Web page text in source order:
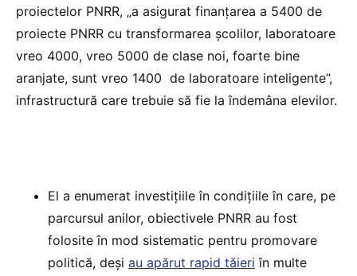
proiectelor PNRR, „a asigurat finanțarea a 5400 de
proiecte PNRR cu transformarea școlilor, laboratoare
vreo 4000, vreo 5000 de clase noi, foarte bine
aranjate, sunt vreo 1400 de laboratoare inteligente”,
infrastructură care trebuie să fie la îndemâna elevilor.
El a enumerat investițiile în condițiile în care, pe
parcursul anilor, obiectivele PNRR au fost
folosite în mod sistematic pentru promovare
politică, deși au apărut rapid tăieri în multe